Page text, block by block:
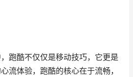
跑酷不仅仅是移动技巧，它更是
流体验，跑酷的核心在于流畅，